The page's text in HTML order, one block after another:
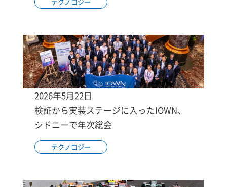
テクノロジー
2026年5月22日
検証から実装ステージに入ったIOWN、
シドニーで年次総会
テクノロジー